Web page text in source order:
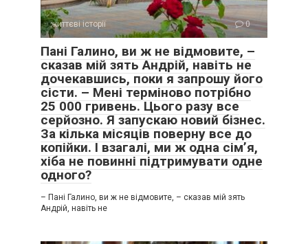
життєві історії 0
Пані Галино, ви ж не відмовите, –
сказав мій зять Андрій, навіть не
дочекавшись, поки я запрошу його
сісти. – Мені терміново потрібно
25 000 гривень. Цього разу все
серйозно. Я запускаю новий бізнес.
За кілька місяців поверну все до
копійки. І взагалі, ми ж одна сім’я,
хіба не повинні підтримувати одне
одного?
– Пані Галино, ви ж не відмовите, – сказав мій зять
Андрій, навіть не